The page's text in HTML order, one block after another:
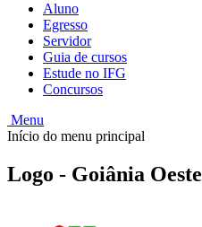
Aluno
Egresso
Servidor
Guia de cursos
Estude no IFG
Concursos
Menu
Início do menu principal
Logo - Goiânia Oeste